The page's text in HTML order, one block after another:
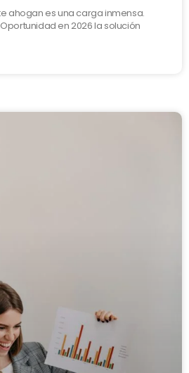
ahogan es una carga inmensa.
en 2026 la solución